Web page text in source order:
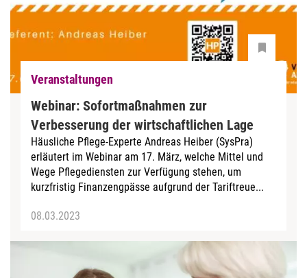
Veranstaltungen
Webinar: Sofortmaßnahmen zur
Verbesserung der wirtschaftlichen Lage
Häusliche Pflege-Experte Andreas Heiber (SysPra)
erläutert im Webinar am 17. März, welche Mittel und
Wege Pflegediensten zur Verfügung stehen, um
kurzfristig Finanzengpässe aufgrund der Tariftreue...
08.03.2023